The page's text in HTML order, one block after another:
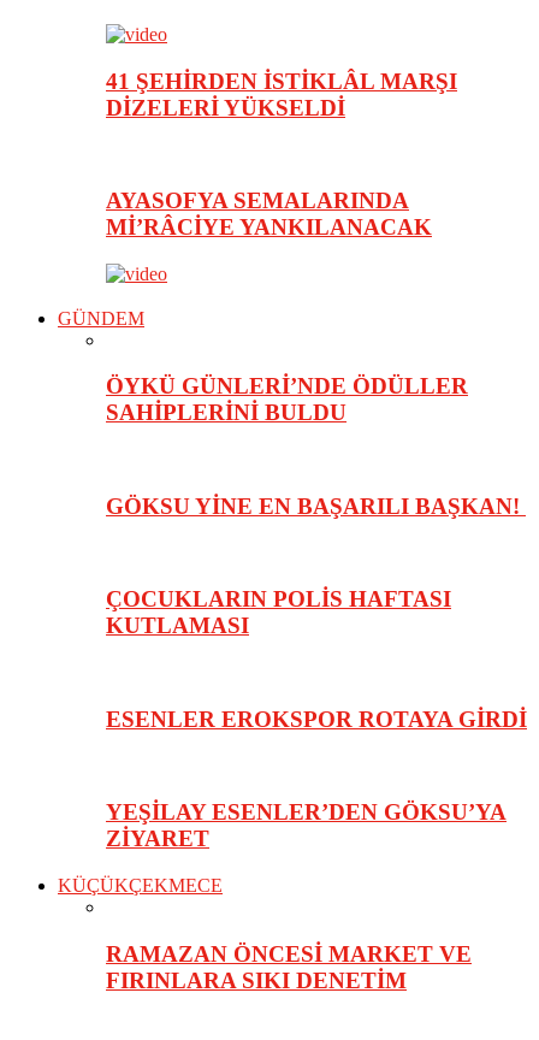
41 ŞEHİRDEN İSTİKLÂL MARŞI
DİZELERİ YÜKSELDİ
AYASOFYA SEMALARINDA
Mİ’RÂCİYE YANKILANACAK
GÜNDEM
ÖYKÜ GÜNLERİ’NDE ÖDÜLLER
SAHİPLERİNİ BULDU
GÖKSU YİNE EN BAŞARILI BAŞKAN!
ÇOCUKLARIN POLİS HAFTASI
KUTLAMASI
ESENLER EROKSPOR ROTAYA GİRDİ
YEŞİLAY ESENLER’DEN GÖKSU’YA
ZİYARET
KÜÇÜKÇEKMECE
RAMAZAN ÖNCESİ MARKET VE
FIRINLARA SIKI DENETİM